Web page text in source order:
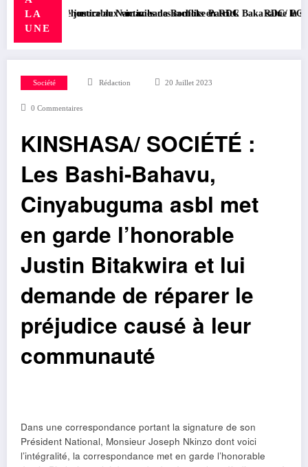
LA
UNE
justice aux victimes des conflits en RDC
L’honorable Namazihana Bachoke Patrick Baka salue la suspension
RDC/ POLITIQUE :
Société Rédaction 20 Juillet 2023
0 Commentaires
KINSHASA/ SOCIÉTÉ :
Les Bashi-Bahavu,
Cinyabuguma asbl met
en garde l’honorable
Justin Bitakwira et lui
demande de réparer le
préjudice causé à leur
communauté
Dans une correspondance portant la signature de son
Président National, Monsieur Joseph Nkinzo dont voici
l’intégralité, la correspondance met en garde l’honorable